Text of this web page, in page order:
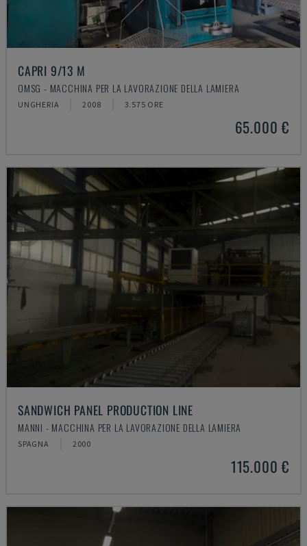
CAPRI 9/13 M
OMSG - MACCHINA PER LA LAVORAZIONE DELLA LAMIERA
UNGHERIA 2008 3.575 ORE
65.000 €
SANDWICH PANEL PRODUCTION LINE
MANNI - MACCHINA PER LA LAVORAZIONE DELLA LAMIERA
SPAGNA 2000
115.000 €